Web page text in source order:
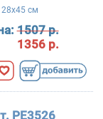
28x45 см
1507 р.
1356 р.
PE3526